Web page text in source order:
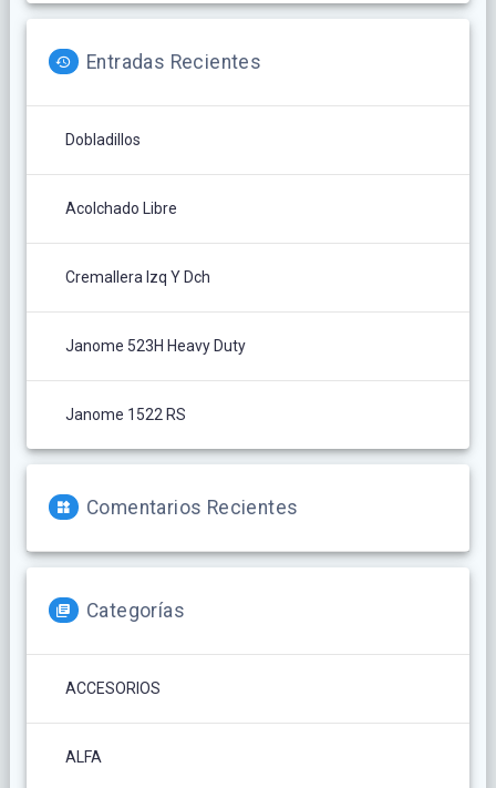
Entradas Recientes
Dobladillos
Acolchado Libre
Cremallera Izq Y Dch
Janome 523H Heavy Duty
Janome 1522 RS
Comentarios Recientes
Categorías
ACCESORIOS
ALFA